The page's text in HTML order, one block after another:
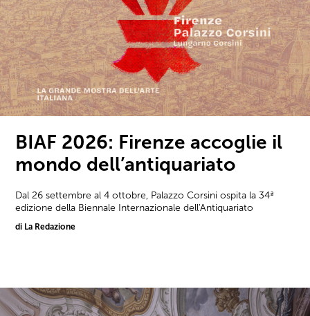
BIAF 2026: Firenze accoglie il
mondo dell’antiquariato
Dal 26 settembre al 4 ottobre, Palazzo Corsini ospita la 34ª
edizione della Biennale Internazionale dell'Antiquariato
di La Redazione